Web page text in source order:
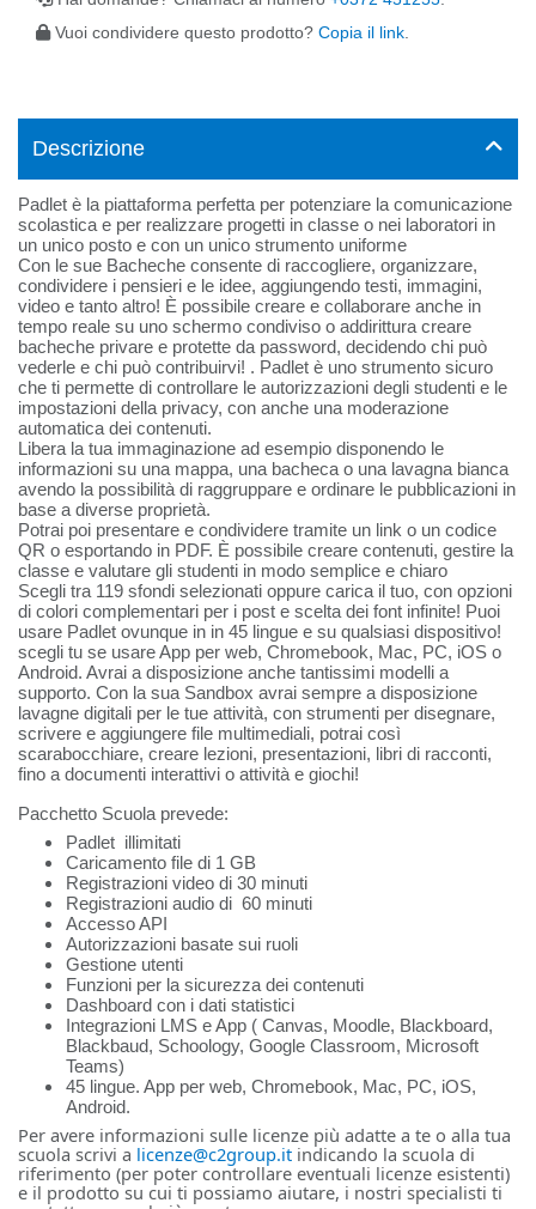
Vuoi condividere questo prodotto? Copia il link.
Descrizione
Padlet è la piattaforma perfetta per potenziare la comunicazione
scolastica e per realizzare progetti in classe o nei laboratori in
un unico posto e con un unico strumento uniforme
Con le sue Bacheche consente di raccogliere, organizzare,
condividere i pensieri e le idee, aggiungendo testi, immagini,
video e tanto altro! È possibile creare e collaborare anche in
tempo reale su uno schermo condiviso o addirittura creare
bacheche privare e protette da password, decidendo chi può
vederle e chi può contribuirvi! . Padlet è uno strumento sicuro
che ti permette di controllare le autorizzazioni degli studenti e le
impostazioni della privacy, con anche una moderazione
automatica dei contenuti.
Libera la tua immaginazione ad esempio disponendo le
informazioni su una mappa, una bacheca o una lavagna bianca
avendo la possibilità di raggruppare e ordinare le pubblicazioni in
base a diverse proprietà.
Potrai poi presentare e condividere tramite un link o un codice
QR o esportando in PDF. È possibile creare contenuti, gestire la
classe e valutare gli studenti in modo semplice e chiaro
Scegli tra 119 sfondi selezionati oppure carica il tuo, con opzioni
di colori complementari per i post e scelta dei font infinite! Puoi
usare Padlet ovunque in in 45 lingue e su qualsiasi dispositivo!
scegli tu se usare App per web, Chromebook, Mac, PC, iOS o
Android. Avrai a disposizione anche tantissimi modelli a
supporto. Con la sua Sandbox avrai sempre a disposizione
lavagne digitali per le tue attività, con strumenti per disegnare,
scrivere e aggiungere file multimediali, potrai così
scarabocchiare, creare lezioni, presentazioni, libri di racconti,
fino a documenti interattivi o attività e giochi!
Pacchetto Scuola prevede:
Padlet illimitati
Caricamento file di 1 GB
Registrazioni video di 30 minuti
Registrazioni audio di 60 minuti
Accesso API
Autorizzazioni basate sui ruoli
Gestione utenti
Funzioni per la sicurezza dei contenuti
Dashboard con i dati statistici
Integrazioni LMS e App ( Canvas, Moodle, Blackboard,
Blackbaud, Schoology, Google Classroom, Microsoft
Teams)
45 lingue. App per web, Chromebook, Mac, PC, iOS,
Android.
Per avere informazioni sulle licenze più adatte a te o alla tua
scuola scrivi a licenze@c2group.it indicando la scuola di
riferimento (per poter controllare eventuali licenze esistenti)
e il prodotto su cui ti possiamo aiutare, i nostri specialisti ti